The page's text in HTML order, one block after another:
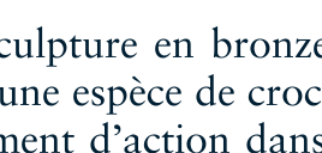
en
espèce de
d’action